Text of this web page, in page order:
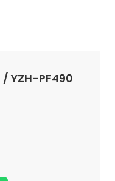
YZH-PF490